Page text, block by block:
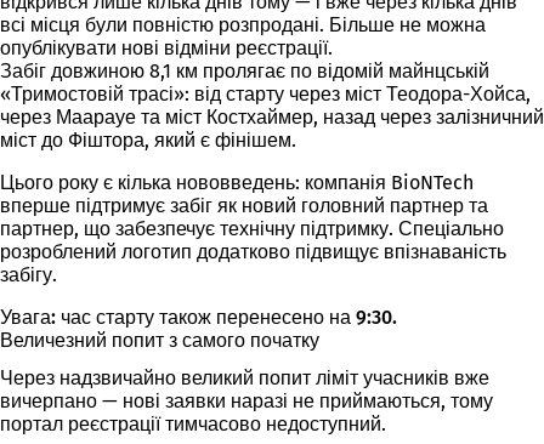
всі місця були повністю розпродані. Більше не можна
опублікувати нові відміни реєстрації.
Забіг довжиною 8,1 км пролягає по відомій майнцській
«Тримостовій трасі»: від старту через міст Теодора-Хойса,
через Маарауе та міст Костхаймер, назад через залізничний
міст до Фіштора, який є фінішем.
Цього року є кілька нововведень: компанія BioNTech
вперше підтримує забіг як новий головний партнер та
партнер, що забезпечує технічну підтримку. Спеціально
розроблений логотип додатково підвищує впізнаваність
забігу.
Увага: час старту також перенесено на 9:30.
Величезний попит з самого початку
Через надзвичайно великий попит ліміт учасників вже
вичерпано — нові заявки наразі не приймаються, тому
портал реєстрації тимчасово недоступний.